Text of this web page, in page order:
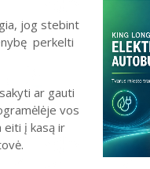
jog stebint
perkelti
ar gauti
vos
eiti į kasą ir